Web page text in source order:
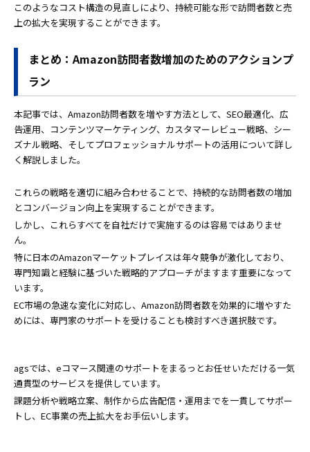
このようなコスト構造の見直しにより、持続可能な形で訪問者数と売
上の拡大を実現することができます。
まとめ：Amazon訪問者数増加のためのアクションプ
ラン
本記事では、Amazon訪問者数を増やす方法として、SEO最適化、広
告運用、コンテンツマーケティング、カスタマーレビュー戦略、シー
ズナル戦略、そしてプロフェッショナルサポートの活用について詳し
く解説しました。
これらの戦略を適切に組み合わせることで、持続的な訪問者数の増加
とコンバージョン向上を実現することができます。
しかし、これらすべてを自社だけで実施するのは容易ではありませ
ん。
特に日本のAmazonマーケットプレイスは年々競争が激化しており、
専門知識と経験に基づいた戦略的アプローチがますます重要になって
います。
EC市場の急速な変化に対応し、Amazon訪問者数を効果的に増やすた
めには、専門家のサポートを受けることも検討すべき選択肢です。
agsでは、eコマース関連のサポートをまるっとお任せいただける一気
通貫型のサービスを提供しています。
課題分析や戦略立案、制作から広告配信・運用までを一貫してサポー
トし、EC事業の売上拡大をお手伝いします。